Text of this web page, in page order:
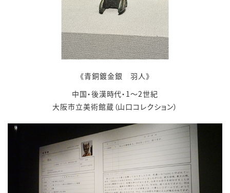
《青銅鍍金銀 羽人》
中国・後漢時代・ 1～2世紀
大阪市立美術館蔵（山口コレクション）